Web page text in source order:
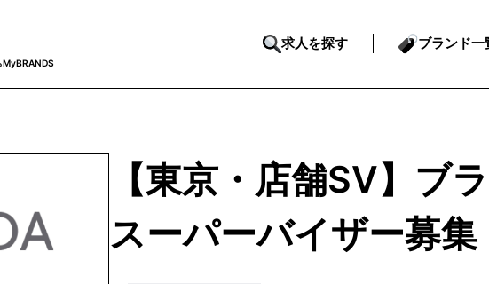
MyBRANDS
求人を探す ブランド一
【東京・店舗SV】ブ
スーパーバイザー募集